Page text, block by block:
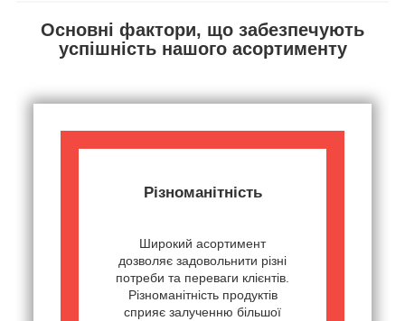
Основні фактори, що забезпечують
успішність нашого асортименту
Різноманітність
Широкий асортимент
дозволяє задовольнити різні
потреби та переваги клієнтів.
Різноманітність продуктів
сприяє залученню більшої